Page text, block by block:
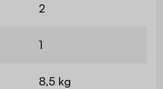
2
1
8,5 kg